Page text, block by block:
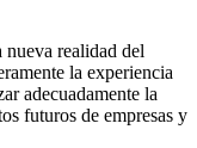
nueva realidad del
la experiencia
adecuadamente la
futuros de empresas y